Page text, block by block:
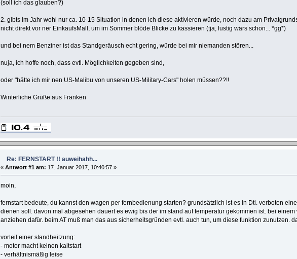
(soll ich das glauben?)
2. gibts im Jahr wohl nur ca. 10-15 Situation in denen ich diese aktivieren würde, noch dazu am
nicht direkt vor ner EinkaufsMall, um im Sommer blöde Blicke zu kassieren (tja, lustig wärs schon... *gg*)
und bei nem Benziner ist das Standgeräusch echt gering, würde bei mir niemanden stören...
nuja, ich hoffe noch, dass evtl. Möglichkeiten gegeben sind,
oder "hätte ich mir nen US-Malibu von unseren US-Military-Cars" holen müssen??!!
Winterliche Grüße aus Franken
Re: FERNSTART !! auweihahh...
« Antwort #1 am: 17. Januar 2017, 10:40:57 »
moin,
fernstart bedeute, du kannst den wagen per fernbedienung starten? grundsätzlich ist es in Dtl. verboten
dienen soll. davon mal abgesehen dauert es ewig bis der im stand auf temperatur gekommen ist. bei
anziehen dafür. beim AT muß man das aus sicherheitsgründen evtl. auch tun, um diese funktion zunutzen.
vorteil einer standheitzung:
- motor macht keinen kaltstart
- verhältnismäßig leise